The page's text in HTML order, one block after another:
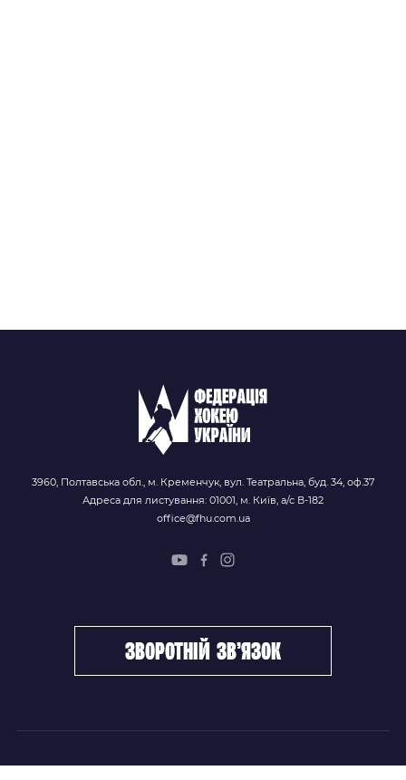
3960, Полтавська обл., м. Кременчук, вул. Театральна, буд. 34, оф.37
Адреса для листування: 01001, м. Київ, а/с В-182
office@fhu.com.ua
зворотній зв’язок